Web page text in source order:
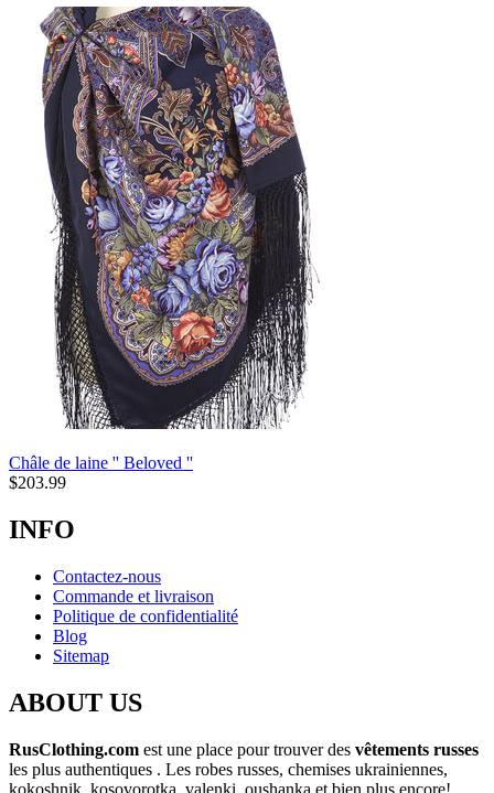
Châle de laine '' Beloved ''
$203.99
INFO
Contactez-nous
Commande et livraison
Politique de confidentialité
Blog
Sitemap
ABOUT US
RusClothing.com est une place pour trouver des vêtements russes
les plus authentiques . Les robes russes, chemises ukrainiennes,
kokoshnik, kosovorotka, valenki, oushanka et bien plus encore!